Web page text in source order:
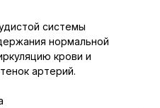
системы
нормальной
крови и
артерий.